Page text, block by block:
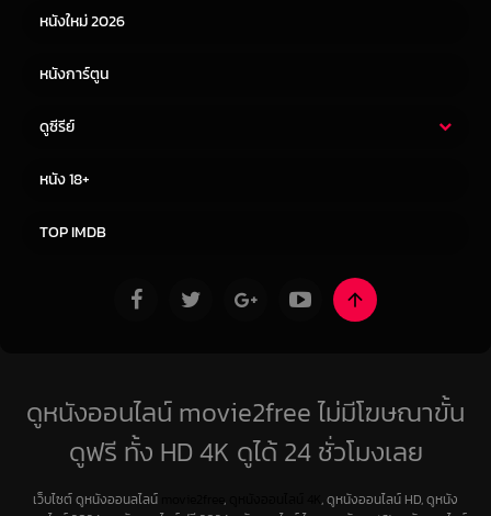
หนังใหม่ 2026
หนังการ์ตูน
ดูซีรีย์
หนัง 18+
TOP IMDB
ดูหนังออนไลน์ movie2free ไม่มีโฆษณาขั้น
ดูฟรี ทั้ง HD 4K ดูได้ 24 ชั่วโมงเลย
เว็บไซต์ ดูหนังออนลไลน์ ,
, ดูหนังออนไลน์ HD, ดูหนัง